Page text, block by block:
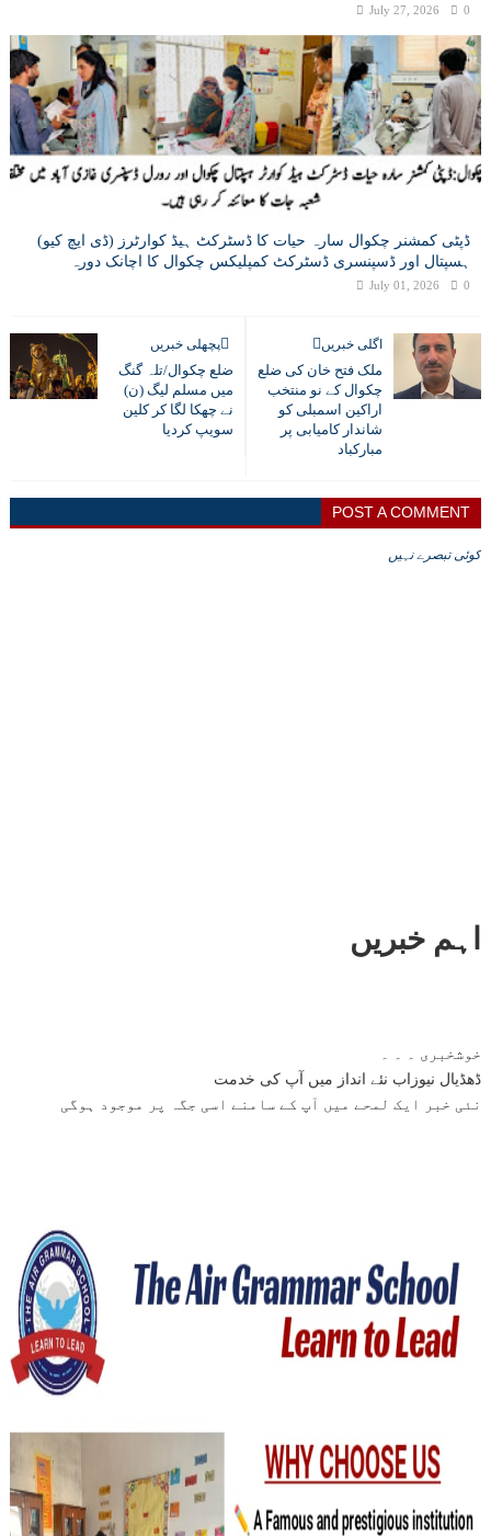
July 27, 2026 0
ڈپٹی کمشنر چکوال سارہ حیات کا ڈسٹرکٹ ہیڈ کوارٹرز (ڈی ایچ کیو)
ہسپتال اور ڈسپنسری ڈسٹرکٹ کمپلیکس چکوال کا اچانک دورہ
July 01, 2026 0
اگلی خبریں
ملک فتح خان کی ضلع
چکوال کے نو منتخب
اراکین اسمبلی کو
شاندار کامیابی پر
مبارکباد
پچھلی خبریں
ضلع چکوال/تلہ گنگ
میں مسلم لیگ (ن)
نے چھکا لگا کر کلین
سویپ کردیا
POST A COMMENT
کوئی تبصرے نہیں
اہم خبریں
ڈھڈیال نیوزاب نئے انداز میں آپ کی خدمت
نئی خبر ایک لمحے میں آپ کے سامنے اسی جگہ پر موجود ہوگی